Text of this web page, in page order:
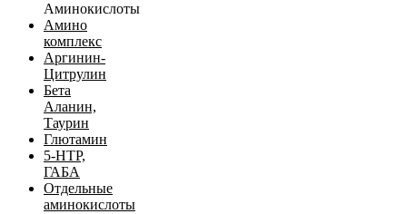
Аминокислоты
Амино
комплекс
Аргинин-
Цитрулин
Бета
Аланин,
Таурин
Глютамин
5-HTP,
ГАБА
Отдельные
аминокислоты